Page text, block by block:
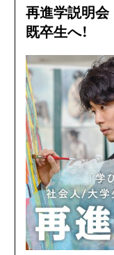
再進学説明
既卒生へ！